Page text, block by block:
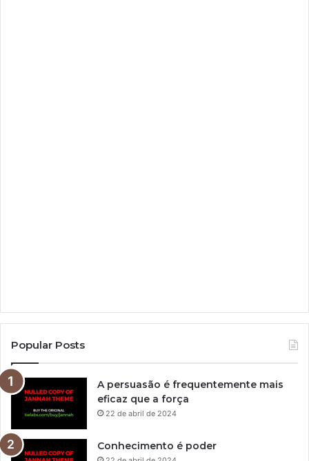
Popular Posts
A persuasão é frequentemente mais
eficaz que a força
22 de abril de 2024
Conhecimento é poder